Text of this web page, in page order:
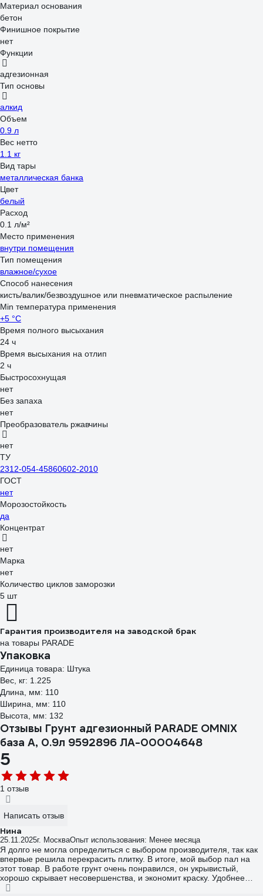
Материал основания
бетон
Финишное покрытие
нет
Функции
адгезионная
Тип основы
алкид
Объем
0.9 л
Вес нетто
1.1 кг
Вид тары
металлическая банка
Цвет
белый
Расход
0.1 л/м²
Место применения
внутри помещения
Тип помещения
влажное/сухое
Способ нанесения
кисть/валик/безвоздушное или пневматическое распыление
Min температура применения
+5 °С
Время полного высыхания
24 ч
Время высыхания на отлип
2 ч
Быстросохнущая
нет
Без запаха
нет
Преобразователь ржавчины
нет
ТУ
2312-054-45860602-2010
ГОСТ
нет
Морозостойкость
да
Концентрат
нет
Марка
нет
Количество циклов заморозки
5 шт
Гарантия производителя на заводской брак
на товары PARADE
Упаковка
Единица товара: Штука
Вес, кг: 1.225
Длина, мм: 110
Ширина, мм: 110
Высота, мм: 132
Отзывы Грунт адгезионный PARADE OMNIX
база А, 0.9л 9592896 ЛА-00004648
5
1 отзыв
Написать отзыв
Нина
25.11.2025г. МоскваОпыт использования: Менее месяца
Я долго не могла определиться с выбором производителя, так как
впервые решила перекрасить плитку. В итоге, мой выбор пал на
этот товар. В работе грунт очень понравился, он укрывистый,
хорошо скрывает несовершенства, и экономит краску. Удобнее
всего красить валиком. Понравилось работать с данным